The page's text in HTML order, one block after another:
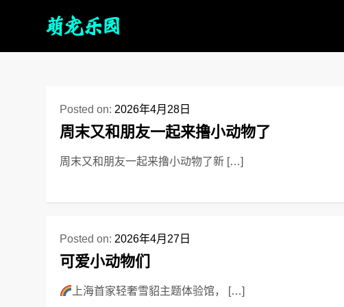
Posted on: 2026年4月28日
周末又和朋友一起来撸小动物了
周末又和朋友一起来撸小动物了新 […]
Posted on: 2026年4月27日
可爱小动物们
上海首家轻奢雪貂主题体验馆， […]